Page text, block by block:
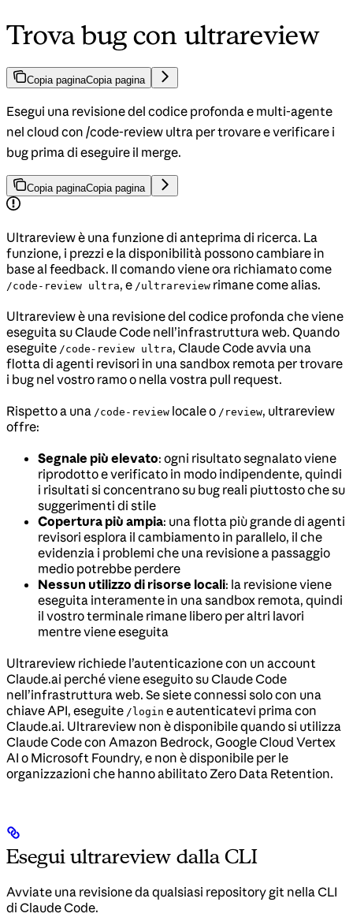
Trova bug con ultrareview
Copia paginaCopia pagina
Esegui una revisione del codice profonda e multi-agente
nel cloud con /code-review ultra per trovare e verificare i
bug prima di eseguire il merge.
Copia paginaCopia pagina
Ultrareview è una funzione di anteprima di ricerca. La
funzione, i prezzi e la disponibilità possono cambiare in
base al feedback. Il comando viene ora richiamato come
/code-review ultra, e /ultrareview rimane come alias.
Ultrareview è una revisione del codice profonda che viene
eseguita su Claude Code nell’infrastruttura web. Quando
eseguite /code-review ultra, Claude Code avvia una
flotta di agenti revisori in una sandbox remota per trovare
i bug nel vostro ramo o nella vostra pull request.
Rispetto a una /code-review locale o /review, ultrareview
offre:
Segnale più elevato: ogni risultato segnalato viene
riprodotto e verificato in modo indipendente, quindi
i risultati si concentrano su bug reali piuttosto che su
suggerimenti di stile
Copertura più ampia: una flotta più grande di agenti
revisori esplora il cambiamento in parallelo, il che
evidenzia i problemi che una revisione a passaggio
medio potrebbe perdere
Nessun utilizzo di risorse locali: la revisione viene
eseguita interamente in una sandbox remota, quindi
il vostro terminale rimane libero per altri lavori
mentre viene eseguita
Ultrareview richiede l’autenticazione con un account
Claude.ai perché viene eseguito su Claude Code
nell’infrastruttura web. Se siete connessi solo con una
chiave API, eseguite /login e autenticatevi prima con
Claude.ai. Ultrareview non è disponibile quando si utilizza
Claude Code con Amazon Bedrock, Google Cloud Vertex
AI o Microsoft Foundry, e non è disponibile per le
organizzazioni che hanno abilitato Zero Data Retention.
Esegui ultrareview dalla CLI
Avviate una revisione da qualsiasi repository git nella CLI
di Claude Code.